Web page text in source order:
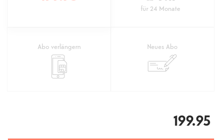
für 24 Monate
Abo verlängern Neues Abo
199.95